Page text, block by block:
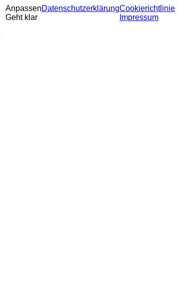
Anpassen
Geht klar
DatenschutzerklärungCookierichtlinie
Impressum